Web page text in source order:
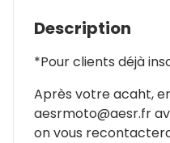
Description
*Pour clients déjà
Après votre acaht,
aesrmoto@aesr.fr
on vous